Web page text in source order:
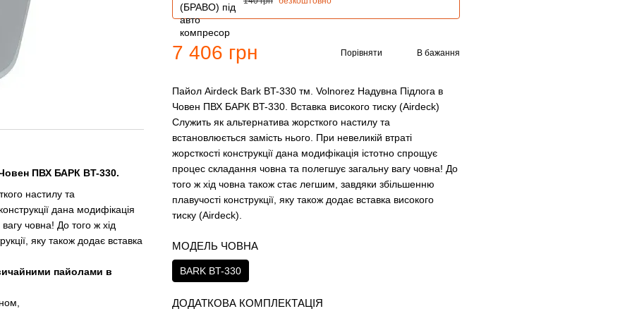
ПВХ БАРК BT-330.
настилу та
дана модифікація
човна! До того ж хід
яку також додає вставка
пайолами в
7 406 грн Порівняти В бажання
Пайол Airdeck Bark BT-330 тм. Volnorez Надувна Підлога в
Човен ПВХ БАРК BT-330. Вставка високого тиску (Airdeck)
Служить як альтернатива жорсткого настилу та
встановлюється замість нього. При невеликій втраті
жорсткості конструкції дана модифікація істотно спрощує
процес складання човна та полегшує загальну вагу човна! До
того ж хід човна також стає легшим, завдяки збільшенню
плавучості конструкції, яку також додає вставка високого
тиску (Airdeck).
МОДЕЛЬ ЧОВНА
BARK BT-330
ДОДАТКОВА КОМПЛЕКТАЦІЯ